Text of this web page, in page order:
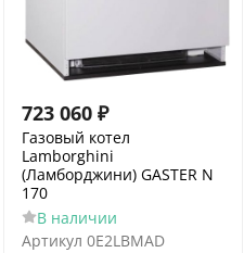
723 060 ₽
Газовый котел
Lamborghini
(Ламборджини) GASTER N
170
В наличии
Артикул 0E2LBMAD